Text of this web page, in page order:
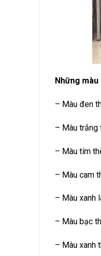
Những
– Màu đen
– Màu trắng
– Màu tím
– Màu cam
– Màu xanh
– Màu bạc
– Màu xanh